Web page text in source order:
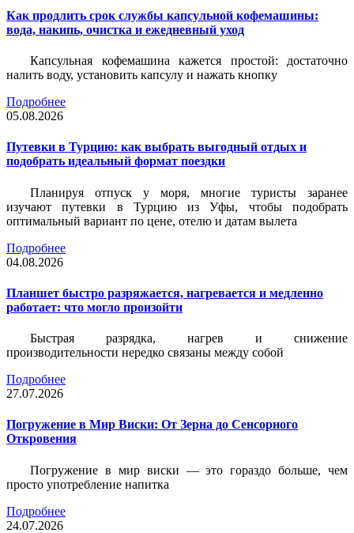
Как продлить срок службы капсульной кофемашины:
вода, накипь, очистка и ежедневный уход
Капсульная кофемашина кажется простой: достаточно
налить воду, установить капсулу и нажать кнопку
Подробнее
05.08.2026
Путевки в Турцию: как выбрать выгодный отдых и
подобрать идеальный формат поездки
Планируя отпуск у моря, многие туристы заранее
изучают путевки в Турцию из Уфы, чтобы подобрать
оптимальный вариант по цене, отелю и датам вылета
Подробнее
04.08.2026
Планшет быстро разряжается, нагревается и медленно
работает: что могло произойти
Быстрая разрядка, нагрев и снижение
производительности нередко связаны между собой
Подробнее
27.07.2026
Погружение в Мир Виски: От Зерна до Сенсорного
Откровения
Погружение в мир виски — это гораздо больше, чем
просто употребление напитка
Подробнее
24.07.2026